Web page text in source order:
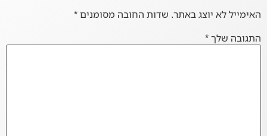
האימייל לא יוצג באתר. שדות החובה מסומנים*
התגובה שלך*